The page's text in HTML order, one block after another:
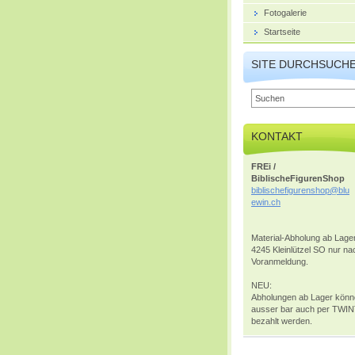
Fotogalerie
Startseite
SITE
KONTAKT
FREi /
BiblischeFigurenShop
biblischefigurenshop@blu
ewin.ch
Material-Abholung ab
4245 Kleinlützel SO nur
Voranmeldung.
NEU:
Abholungen ab Lager
ausser bar auch per
bezahlt werden.